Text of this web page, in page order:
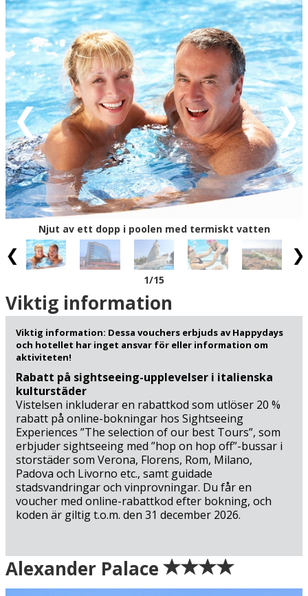
Vattnet i Abano Termes brunnar kommer från Lessini-
bergens källor i Veneto, och från 3.000 meters djup tar
det över 30 år innan vattnet har nått sitt mål. De
hälsobringande dropparna är 90 grader varma när de tas
upp ur källorna och får kylas ner en smula innan vattnet
används till de hälsosamma baden. Brunnarna återfinns
bl.a. i det backiga naturområdet Colli Euganei i utkanten
av Padova-provinsen (13 km). Vill du uppleva området på
nära håll, kan du vandra längs de markerade stigarna
mellan vingårdar, slott och kloster, och vill du bara
uppleva det mineralhaltiga vattnet kan du prova på
läckra SPA-upplevelser hos Terme Euganee (2 km). Besök
också Abano Termes kurpark med butiker och skön
arkitektur (1,3 km), besök det lokala mask-museet (3 km)
eller stanna till vid den sägenomspunna kyrkan
Santuario Madonna della Salute Monteortone (3 km),
som ligger högt på en backe i utkanten av staden.
Regionens pärla är självskrivet den unika kanalstaden
Venedig. Du seglar hit från Mestre (49 km) och kan se
fram emot synen av staden som växer fram i horisonten.
Här råden en helt speciell atmosfär på de flytande
gatorna, och du måste se höjdpunkter som t.ex.
Guldkyrkan, Suckarnas bro och Markusplatsen – men
passa också på att strosa längs de mindre gatorna som
inte är så turisttäta och insup det venetianska
vardagslivet som också finns här. Tillbringa också en dag
i Romeo och Julias Verona (87 km), som har en rik
historia och mängder av historiska lämningar från
Romarriket. Vill du ta en dag på stranden, kan du packa
badkläderna och ta dig till Adriatiska havet i Chioggia (56
km) eller till den mer kända Lido di Jesolo (91 km). Vid
Gardasjön väntar det populära sjö- och sommarlivet, och
här kan du också få med hisnande semesterupplevelser
om du besöker nöjesparken Gardaland (116 km).
En sommarsemester i Veneto bjuder på italiensk
sommarstämning för alla smaker och det är bara en sak
Njut av ett dopp i poolen med termiskt vatten
1/15
Viktig information
Viktig information: Dessa vouchers erbjuds av Happydays
och hotellet har inget ansvar för eller information om
aktiviteten!
Rabatt på sightseeing-upplevelser i italienska
kulturstäder
Vistelsen inkluderar en rabattkod som utlöser 20 %
rabatt på online-bokningar hos Sightseeing
Experiences ”The selection of our best Tours”, som
erbjuder sightseeing med ”hop on hop off”-bussar i
storstäder som Verona, Florens, Rom, Milano,
Padova och Livorno etc., samt guidade
stadsvandringar och vinprovningar. Du får en
voucher med online-rabattkod efter bokning, och
koden är giltig t.o.m. den 31 december 2026.
Ankomst
Alexander Palace